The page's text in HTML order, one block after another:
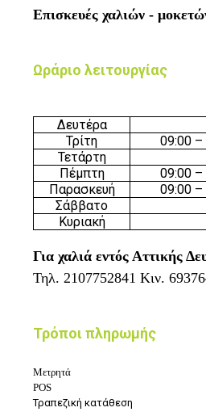
Επισκευές χαλιών -
Ωράριο λειτουργίας
Δευτέρα
Τρίτη
09:00 –
Τετάρτη
Πέμπτη
09:00 –
Παρασκευή
09:00 –
Σάββατο
Κυριακή
Για χαλιά εντός Αττικής
Τηλ. 2107752841 Κιν.
Τρόποι πληρωμής
Μετρητά
POS
Τραπεζική κατάθεση